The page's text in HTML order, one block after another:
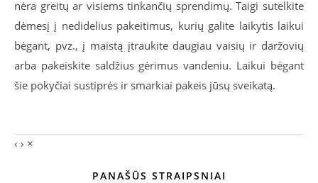
nėra greitų ar visiems tinkančių sprendimų. Taigi sutelkite
dėmesį į nedidelius pakeitimus, kurių galite laikytis laikui
bėgant, pvz., į maistą įtraukite daugiau vaisių ir daržovių
arba pakeiskite saldžius gėrimus vandeniu. Laikui bėgant
šie pokyčiai sustiprės ir smarkiai pakeis jūsų sveikatą.
‹ › ×
PANAŠŪS STRAIPSNIAI